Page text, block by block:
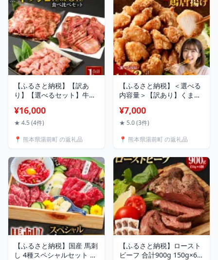
酒 プレゼント 湯前町
【ふるさと納税】【訳あ
り】【選べるセット】牛タ
ト 合計1kg 16000円 1万
6000円 食べ比べ 食べくら
牛タンサイコロステーキ 薄
軟化加工 お肉 牛肉 肉 焼肉
焼き肉 スライス ステーキ
BBQ 送料無料
¥16,000
★ 4.5 (4件)
📍 熊本県湯前町 の返礼品
【ふるさと納税】＜選べる
内容量＞【訳あり】くまか
パック約200g 5パック 7パ
ック 10パック 12パック 15
2kg 7000円 〜 18000円
ムネ肉 惣菜 おかず ご飯の
お供 冷凍 国産 熊本県 湯前
町 送料無料
¥7,000
★ 5.0 (3件)
📍 熊本県湯前町 の返礼品
【ふるさと納税】国産 馬刺
し 4種スペシャルセット 計
【ふるさと納税】ロースト
ビーフ 合計900g 150g×6個